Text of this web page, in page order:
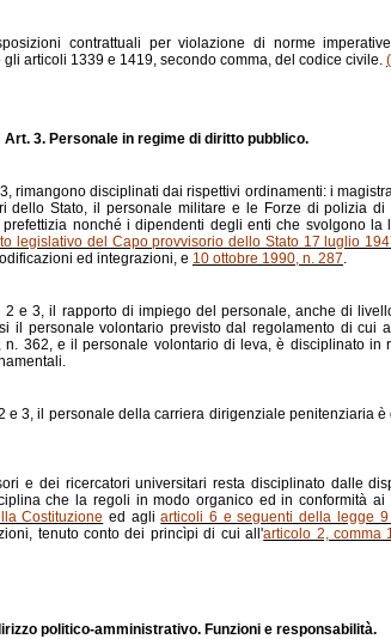
contrattuali per violazione di norme
articoli 1339 e 1419, secondo comma, del codice civile.
Art. 3. Personale in regime di diritto pubblico.
rimangono disciplinati dai rispettivi ordinamenti: i
dello Stato, il personale militare e le Forze di polizia
nonché i dipendenti degli enti che svolgono la
legislativo del Capo provvisorio dello Stato 17 luglio
ed integrazioni, e 10 ottobre 1990, n. 287.
2 e 3, il rapporto di impiego del personale, anche di
il personale volontario previsto dal regolamento di cui
362, e il personale volontario di leva, è disciplinato in
e 3, il personale della carriera dirigenziale penitenziaria
e dei ricercatori universitari resta disciplinato dalle
che la regoli in modo organico ed in conformità ai
Costituzione ed agliarticoli 6 e seguenti della legge
tenuto conto dei princìpi di cui all'articolo 2, comma
politico-amministrativo. Funzioni e responsabilità.